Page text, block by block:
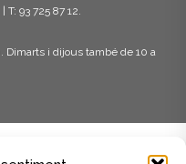
T: 93 725 87 12.
Dimarts i dijous també de 10 a